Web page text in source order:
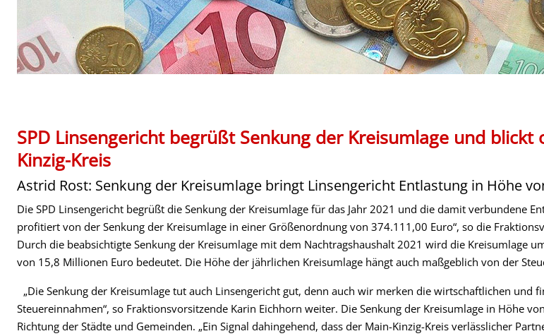
SPD Linsengericht begrüßt Senkung der Kreisumlage und
Kinzig-Kreis
Astrid Rost: Senkung der Kreisumlage bringt Linsengericht Entlastung in Höhe
Die SPD Linsengericht begrüßt die Senkung der Kreisumlage für das Jahr 2021 und die damit verbundene
profitiert von der Senkung der Kreisumlage in einer Größenordnung von 374.111,00 Euro“, so die
Durch die beabsichtigte Senkung der Kreisumlage mit dem Nachtragshaushalt 2021 wird die Kreisumlage
von 15,8 Millionen Euro bedeutet. Die Höhe der jährlichen Kreisumlage hängt auch maßgeblich von der
„Die Senkung der Kreisumlage tut auch Linsengericht gut, denn auch wir merken die wirtschaftlichen und
Steuereinnahmen“, so Fraktionsvorsitzende Karin Eichhorn weiter. Die Senkung der Kreisumlage in Höhe
Richtung der Städte und Gemeinden. „Ein Signal dahingehend, dass der Main-Kinzig-Kreis verlässlicher